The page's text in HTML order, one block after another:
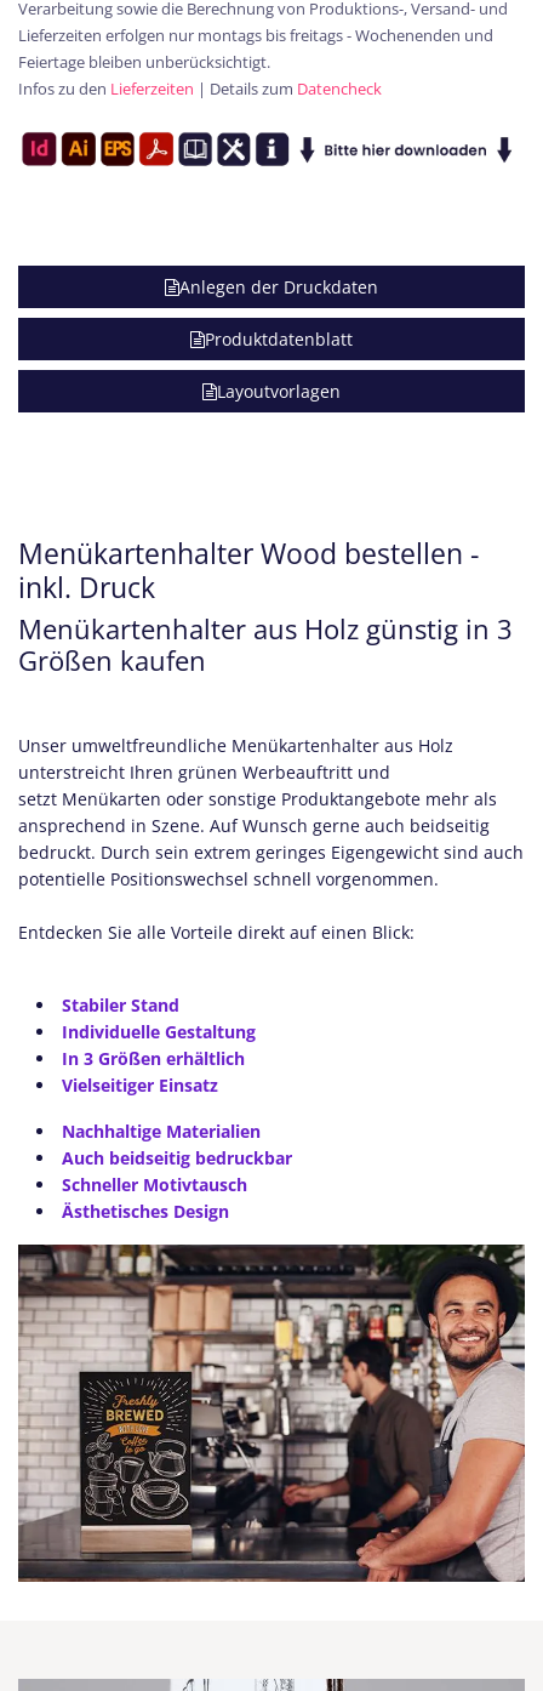
Verarbeitung sowie die Berechnung von Produktions-, Versand- und
Lieferzeiten erfolgen nur montags bis freitags - Wochenenden und
Feiertage bleiben unberücksichtigt.
Infos zu den Lieferzeiten | Details zum Datencheck
Anlegen der Druckdaten
Produktdatenblatt
Layoutvorlagen
Menükartenhalter Wood bestellen -
inkl. Druck
Menükartenhalter aus Holz günstig in 3
Größen kaufen
Unser umweltfreundliche Menükartenhalter aus Holz
unterstreicht Ihren grünen Werbeauftritt und
setzt Menükarten oder sonstige Produktangebote mehr als
ansprechend in Szene. Auf Wunsch gerne auch beidseitig
bedruckt. Durch sein extrem geringes Eigengewicht sind auch
potentielle Positionswechsel schnell vorgenommen.
Entdecken Sie alle Vorteile direkt auf einen Blick:
Stabiler Stand
Individuelle Gestaltung
In 3 Größen erhältlich
Vielseitiger Einsatz
Nachhaltige Materialien
Auch beidseitig bedruckbar
Schneller Motivtausch
Ästhetisches Design